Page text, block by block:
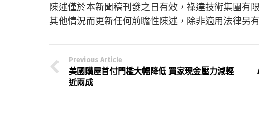
陳述僅於本新聞稿刊發之日有效，祿達技術集團有
其他情況而更新任何前瞻性陳述，除非適用法律另
Previous Article
美國購屋首付門檻大幅降低 買家現金壓力減輕
近兩成